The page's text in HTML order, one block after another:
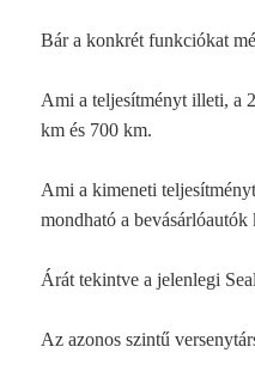
Bár a konkrét funkciókat
Ami a teljesítményt illeti, a
km és 700 km.
Ami a kimeneti
mondható a bevásárlóautók
Árát tekintve a jelenlegi
Az azonos szintű